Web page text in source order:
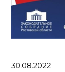
30.08.2022